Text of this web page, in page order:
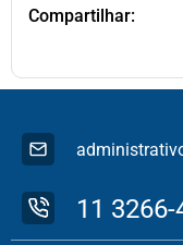
Compartilhar:
11